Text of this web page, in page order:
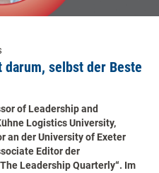
selbst der Beste
of Leadership and
Logistics University,
an der University of Exeter
Editor der
Leadership Quarterly“. Im